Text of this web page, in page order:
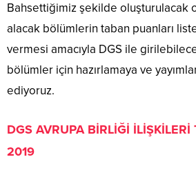
Bahsettiğimiz şekilde oluşturulacak
alacak bölümlerin taban puanları
vermesi amacıyla DGS ile
bölümler için hazırlamaya ve
ediyoruz.
DGS AVRUPA BİRLİĞİ
2019